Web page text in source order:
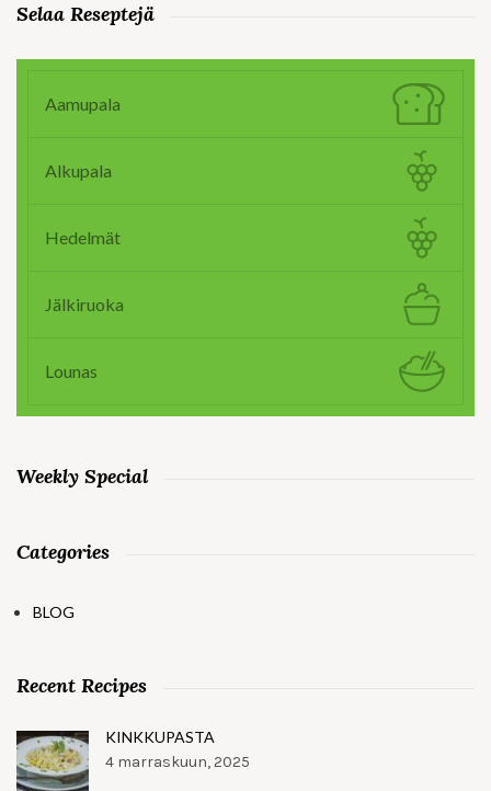
Selaa Reseptejä
Aamupala
Alkupala
Hedelmät
Jälkiruoka
Lounas
Weekly Special
Categories
BLOG
Recent Recipes
KINKKUPASTA
4 marraskuun, 2025